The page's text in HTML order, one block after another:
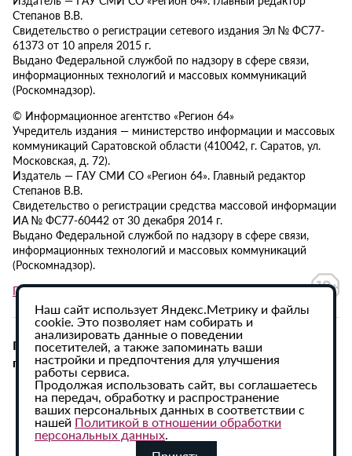
Степанов В.В.
Свидетельство о регистрации сетевого издания Эл № ФС77-
61373 от 10 апреля 2015 г.
Выдано Федеральной службой по надзору в сфере связи,
информационных технологий и массовых коммуникаций
(Роскомнадзор).
© Информационное агентство «Регион 64»
Учредитель издания — министерство информации и массовых
коммуникаций Саратовской области (410042, г. Саратов, ул.
Московская, д. 72).
Издатель — ГАУ СМИ СО «Регион 64». Главный редактор
Степанов В.В.
Свидетельство о регистрации средства массовой информации
ИА № ФС77-60442 от 30 декабря 2014 г.
Выдано Федеральной службой по надзору в сфере связи,
информационных технологий и массовых коммуникаций
(Роскомнадзор).
Политика в отношении обработки персональных данных
При использовании материалов сайта активная
гиперссылка на ИА «Регион 64» обязательна.
Наш сайт использует Яндекс.Метрику и файлы
cookie. Это позволяет нам собирать и
анализировать данные о поведении
посетителей, а также запоминать ваши
настройки и предпочтения для улучшения
работы сервиса.
Продолжая использовать сайт, вы соглашаетесь
на передач, обработку и распространение
ваших персональных данных в соответствии с
нашей Политикой в отношении обработки
персональных данных.